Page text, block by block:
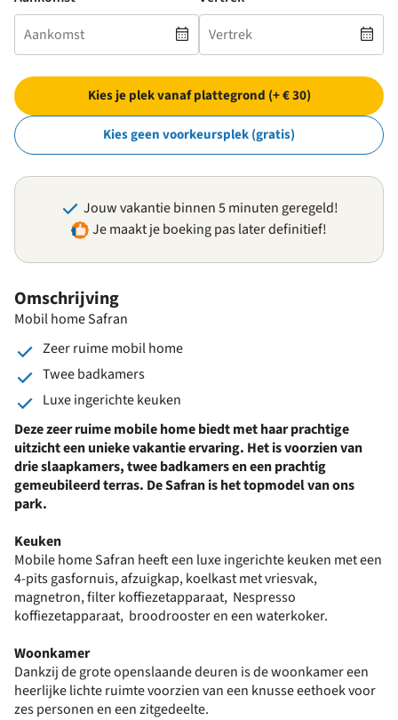
Omschrijving
Mobil home Safran
Zeer ruime mobil home
Twee badkamers
Luxe ingerichte keuken
Deze zeer ruime mobile home biedt met haar prachtige
uitzicht een unieke vakantie ervaring. Het is voorzien van
drie slaapkamers, twee badkamers en een prachtig
gemeubileerd terras. De Safran is het topmodel van ons
park.
Keuken
Mobile home Safran heeft een luxe ingerichte keuken met een
4-pits gasfornuis, afzuigkap, koelkast met vriesvak,
magnetron, filter koffiezetapparaat, Nespresso
koffiezetapparaat, broodrooster en een waterkoker.
Woonkamer
Dankzij de grote openslaande deuren is de woonkamer een
heerlijke lichte ruimte voorzien van een knusse eethoek voor
zes personen en een zitgedeelte.
Kies je plek vanaf plattegrond (+ € 30)
Kies geen voorkeursplek (gratis)
Jouw vakantie binnen 5 minuten geregeld!
Je maakt je boeking pas later definitief!